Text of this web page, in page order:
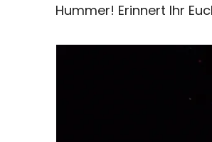
Hummer! Erinnert Ihr